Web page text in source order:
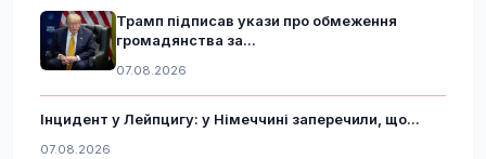
Трамп підписав укази про обмеження
громадянства за...
07.08.2026
Інцидент у Лейпцигу: у Німеччині заперечили, що...
07.08.2026